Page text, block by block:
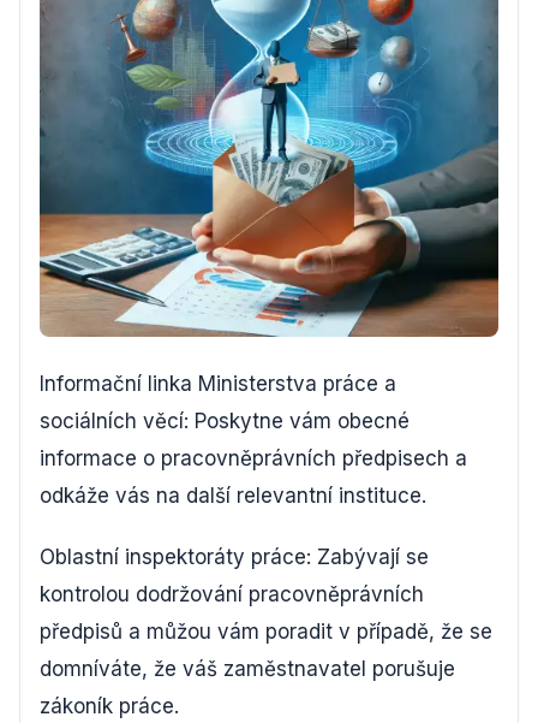
Informační linka Ministerstva práce a
sociálních věcí: Poskytne vám obecné
informace o pracovněprávních předpisech a
odkáže vás na další relevantní instituce.
Oblastní inspektoráty práce: Zabývají se
kontrolou dodržování pracovněprávních
předpisů a můžou vám poradit v případě, že se
domníváte, že váš zaměstnavatel porušuje
zákoník práce.